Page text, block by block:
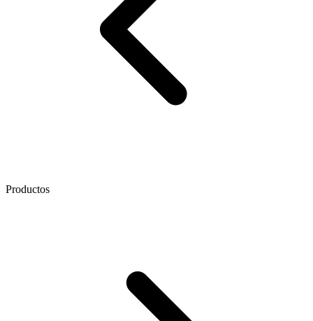
Productos